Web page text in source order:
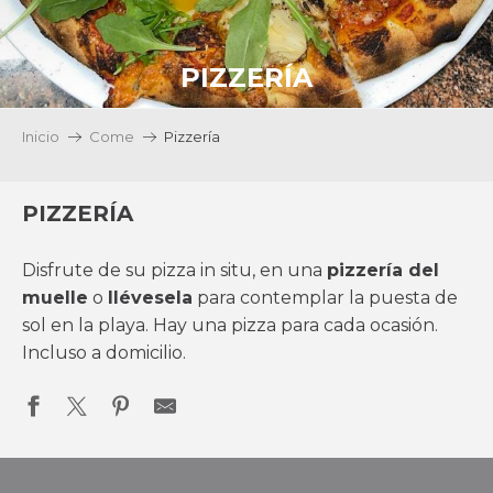
PIZZERÍA
Inicio Come Pizzería
PIZZERÍA
Disfrute de su pizza in situ, en una pizzería del
muelle o llévesela para contemplar la puesta de
sol en la playa. Hay una pizza para cada ocasión.
Incluso a domicilio.